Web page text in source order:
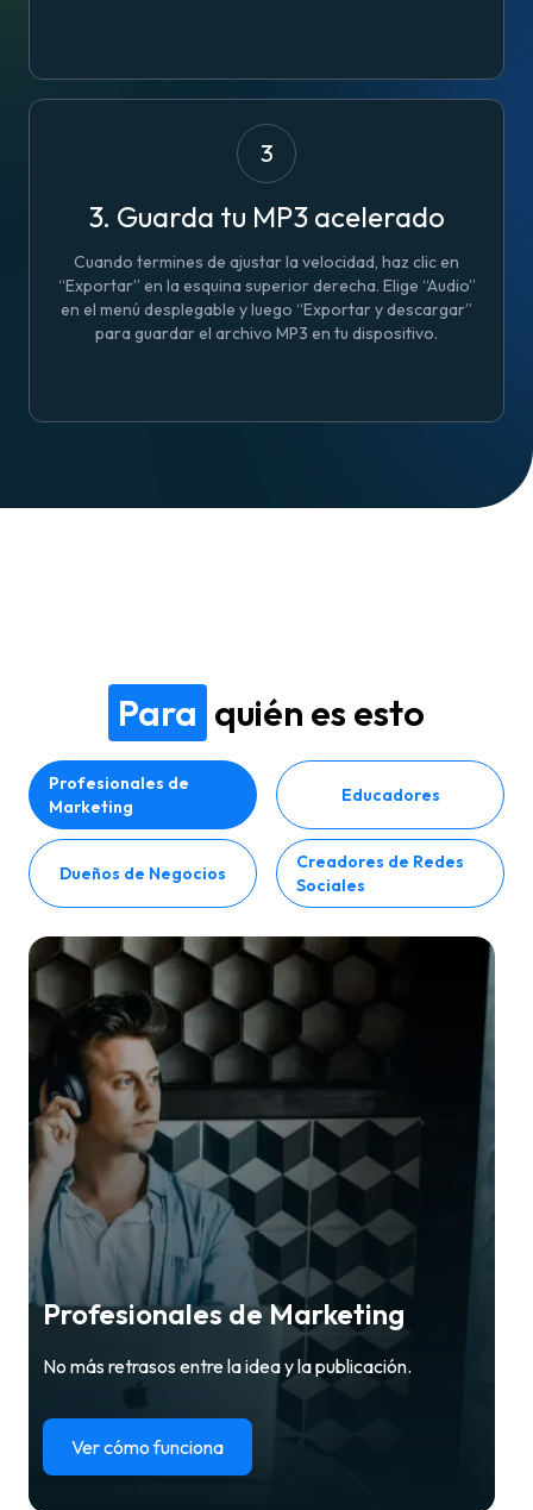
3
3. Guarda tu MP3 acelerado
Cuando termines de ajustar la velocidad, haz clic en
“Exportar” en la esquina superior derecha. Elige “Audio”
en el menú desplegable y luego “Exportar y descargar”
para guardar el archivo MP3 en tu dispositivo.
Para quién es esto
Profesionales de
Marketing
Educadores
Dueños de Negocios
Creadores de Redes
Sociales
Profesionales de Marketing
No más retrasos entre la idea y la publicación.
Ver cómo funciona